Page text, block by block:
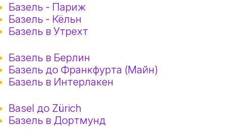
Базель - Париж
Базель - Кёльн
Базель в Утрехт
Базель в Берлин
Базель до Франкфурта (Майн)
Базель в Интерлакен
Basel до Zürich
Базель в Дортмунд